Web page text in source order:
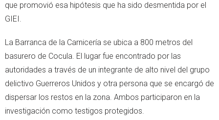
que promovió esa hipótesis que ha sido desmentida por el
GIEI.
La Barranca de la Carnicería se ubica a 800 metros del
basurero de Cocula. El lugar fue encontrado por las
autoridades a través de un integrante de alto nivel del grupo
delictivo Guerreros Unidos y otra persona que se encargó de
dispersar los restos en la zona. Ambos participaron en la
investigación como testigos protegidos.